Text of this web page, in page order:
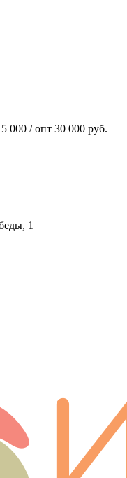
000 / опт 30 000 руб.
1